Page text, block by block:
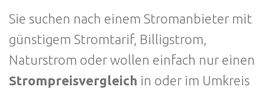
Sie suchen nach einem Stromanbieter mit
günstigem Stromtarif, Billigstrom,
Naturstrom oder wollen einfach nur einen
Strompreisvergleich in oder im Umkreis